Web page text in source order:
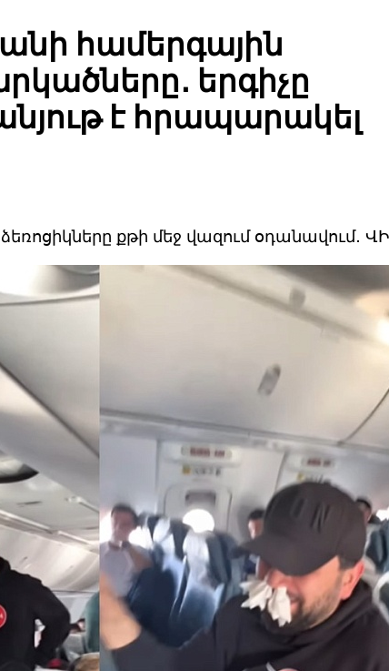
համերգային
երգիչը
է հրապարակել
քթի մեջ վազում օդանավում․